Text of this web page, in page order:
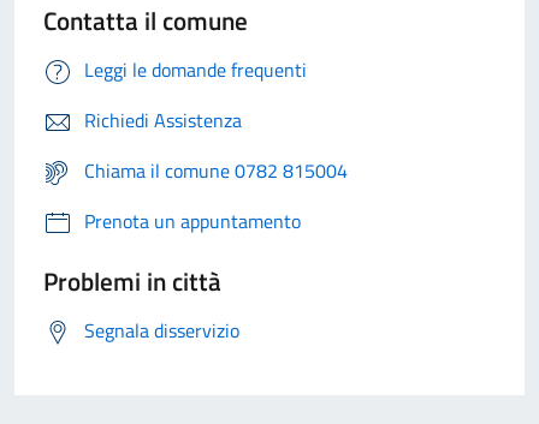
Contatta il comune
Leggi le domande frequenti
Richiedi Assistenza
Chiama il comune 0782 815004
Prenota un appuntamento
Problemi in città
Segnala disservizio